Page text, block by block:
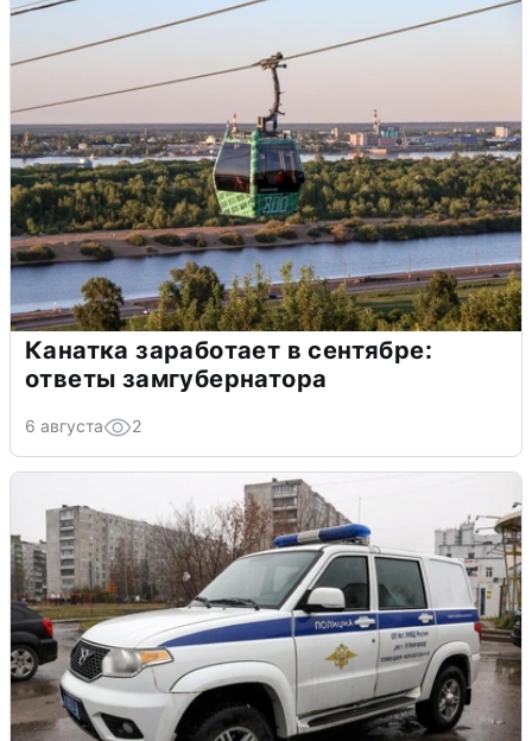
Канатка заработает в сентябре:
ответы замгубернатора
6 августа 2